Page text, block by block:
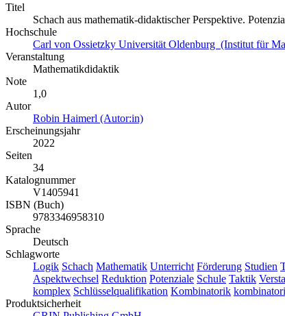
Titel
Schach aus mathematik-didaktischer Perspektive.
Hochschule
Carl von Ossietzky Universität Oldenburg (Institut für
Veranstaltung
Mathematikdidaktik
Note
1,0
Autor
Robin Haimerl (Autor:in)
Erscheinungsjahr
2022
Seiten
34
Katalognummer
V1405941
ISBN (Buch)
9783346958310
Sprache
Deutsch
Schlagworte
Logik Schach Mathematik Unterricht Förderung Studien
Aspektwechsel Reduktion Potenziale Schule Taktik
komplex Schlüsselqualifikation Kombinatorik
Produktsicherheit